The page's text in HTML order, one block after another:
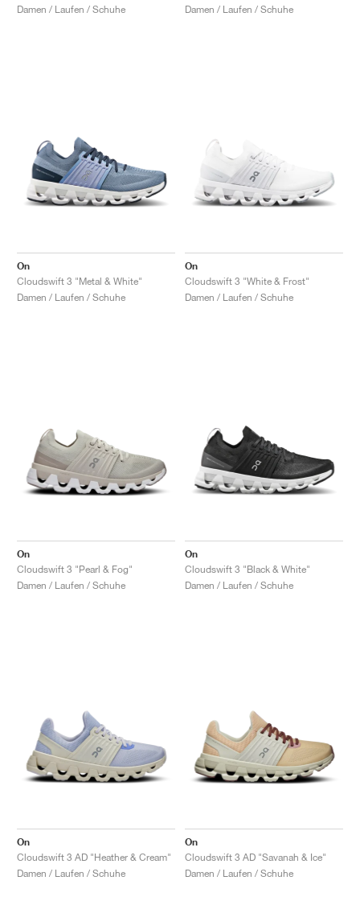
Damen / Laufen / Schuhe
Damen / Laufen / Schuhe
On
Cloudswift 3 "Metal & White"
Damen / Laufen / Schuhe
On
Cloudswift 3 "White & Frost"
Damen / Laufen / Schuhe
On
Cloudswift 3 "Pearl & Fog"
Damen / Laufen / Schuhe
On
Cloudswift 3 "Black & White"
Damen / Laufen / Schuhe
On
Cloudswift 3 AD "Heather & Cream"
Damen / Laufen / Schuhe
On
Cloudswift 3 AD "Savanah & Ice"
Damen / Laufen / Schuhe